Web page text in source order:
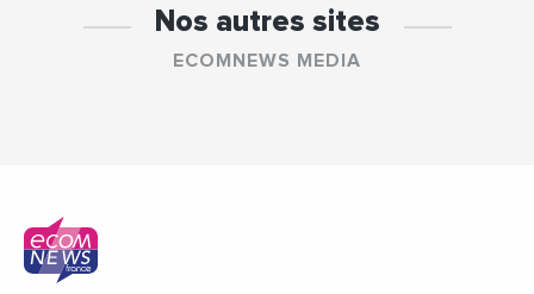
Nos autres sites
ECOMNEWS MEDIA